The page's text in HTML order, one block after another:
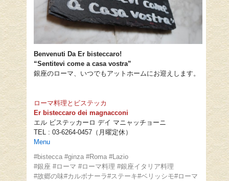
Benvenuti Da Er bisteccaro!
“Sentitevi come a casa vostra”
銀座のローマ、いつでもアットホームにお迎えします。
ローマ料理とビステッカ
Er bisteccaro dei magnacconi
エル ビステッカーロ デイ マニャッチョーニ
TEL : 03-6264-0457（月曜定休）
Menu
#bistecca #ginza #Roma #Lazio
#銀座 #ローマ #ローマ料理 #銀座イタリア料理
#故郷の味#カルボナーラ#ステーキ#ベリッシモ#ローマ